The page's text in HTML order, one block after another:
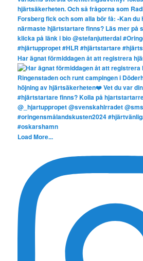
Har ägnat förmiddagen åt att registrera
Load More...